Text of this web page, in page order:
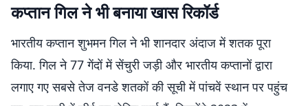
कप्तान गिल ने भी बनाया खास रिकॉर्ड
भारतीय कप्तान शुभमन गिल ने भी शानदार अंदाज में शतक पूरा
किया. गिल ने 77 गेंदों में सेंचुरी जड़ी और भारतीय कप्तानों द्वारा
लगाए गए सबसे तेज वनडे शतकों की सूची में पांचवें स्थान पर पहुंच